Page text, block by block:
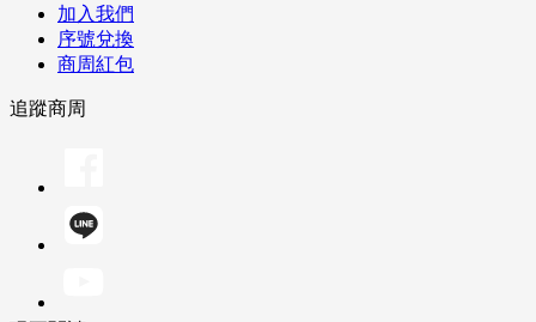
加入我們
序號兌換
商周紅包
追蹤商周